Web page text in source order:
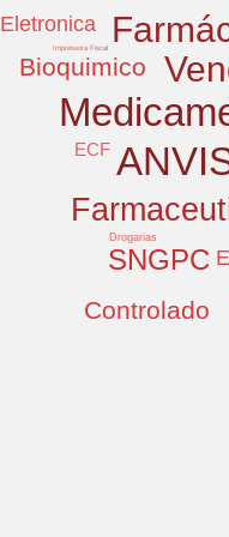
SNGPC
Controlado
Bioquimico
Eletronica
ECF
Drogarias
Impressora Fiscal